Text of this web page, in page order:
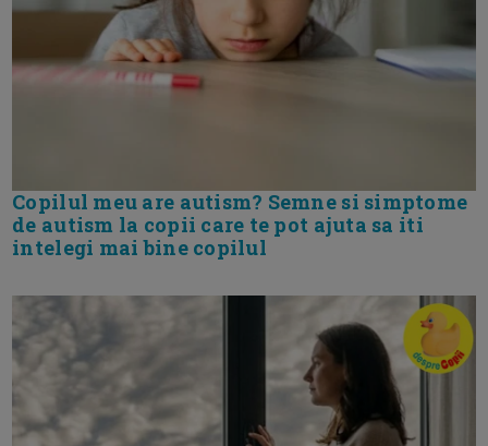
Copilul meu are autism? Semne si simptome
de autism la copii care te pot ajuta sa iti
intelegi mai bine copilul